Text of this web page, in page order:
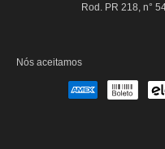
Rod. PR 218, n°
Nós aceitamos